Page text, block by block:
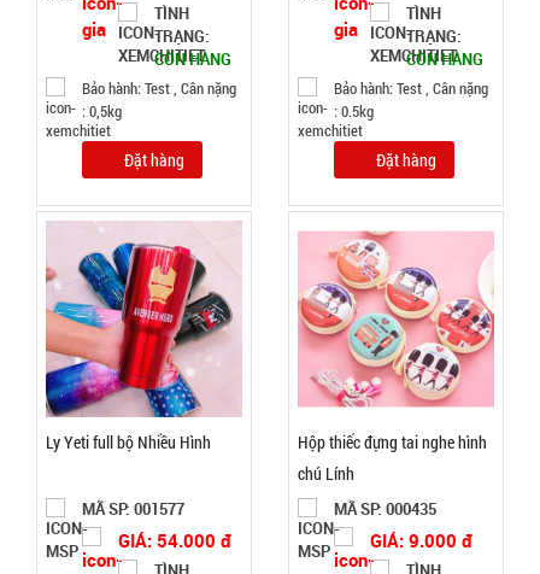
Băng keo
chống
- BẢN 5CM
màu vàng
Nhật Bản (
T36 )
MÃ
SP:
004739
20.000 đ
TÌNH
TRẠNG:
CÒN HÀNG
Test ,
TÌNH
TRẠNG:
CÒN HÀNG
Bảo hành: Test , Cân nặng
: 0,5kg
Đặt hàng
TÌNH
TRẠNG:
CÒN HÀNG
Bảo hành: Test , Cân nặng
: 0.5kg
Đặt hàng
Ly Yeti full bộ Nhiều Hình
MÃ SP: 001577
GIÁ: 54.000 đ
Hộp thiếc đựng tai nghe hình
chú Lính
MÃ SP: 000435
GIÁ: 9.000 đ